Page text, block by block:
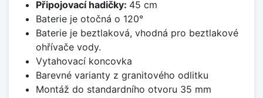
Připojovací hadičky: 45 cm
Baterie je otočná o 120°
Baterie je beztlaková, vhodná pro beztlakové
ohřívače vody.
Vytahovací koncovka
Barevné varianty z granitového odlitku
Montáž do standardního otvoru 35 mm